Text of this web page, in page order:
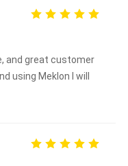
and great customer
using Meklon I will